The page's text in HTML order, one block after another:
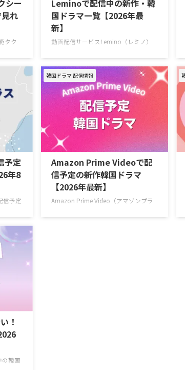
シー
れ
タク
～模
行人
る
動画
レミ
有料
範タ
録なら
間中に
Leminoで配信中の新作・韓
国ドラマ一覧【2026年最
新】
動画配信サービスLemino（レミノ）
スタートする韓国ドラマ 韓国ドラマ
『推しデビュ― ～My Idol, My Debut
～』 7月16日（木）スタート 推しの悲
劇的な死を阻止するため8年前へタイ
ムスリップしたファンが、アイドル練
習生として運命を変えようと奮闘する
タイムスリップK-POPロマンスコメデ
ィ。 演出ハン・グムビ 脚本チェ・ヨ
ンス キャストQ（THE BOYZ）、ファ
ン・ジア、ナナ（WOOAH）、カエデ
（tripleS …
予定
年8
信予定
ドが
夫婦
信
、妻
てい
ス。
ジョ
ス
ム・
の結
ドラ
韓国ドラマ 配信情報
Amazon Prime Videoで配
信予定の新作韓国ドラマ
【2026年最新】
Amazon Prime Video（アマゾンプラ
！
の韓国